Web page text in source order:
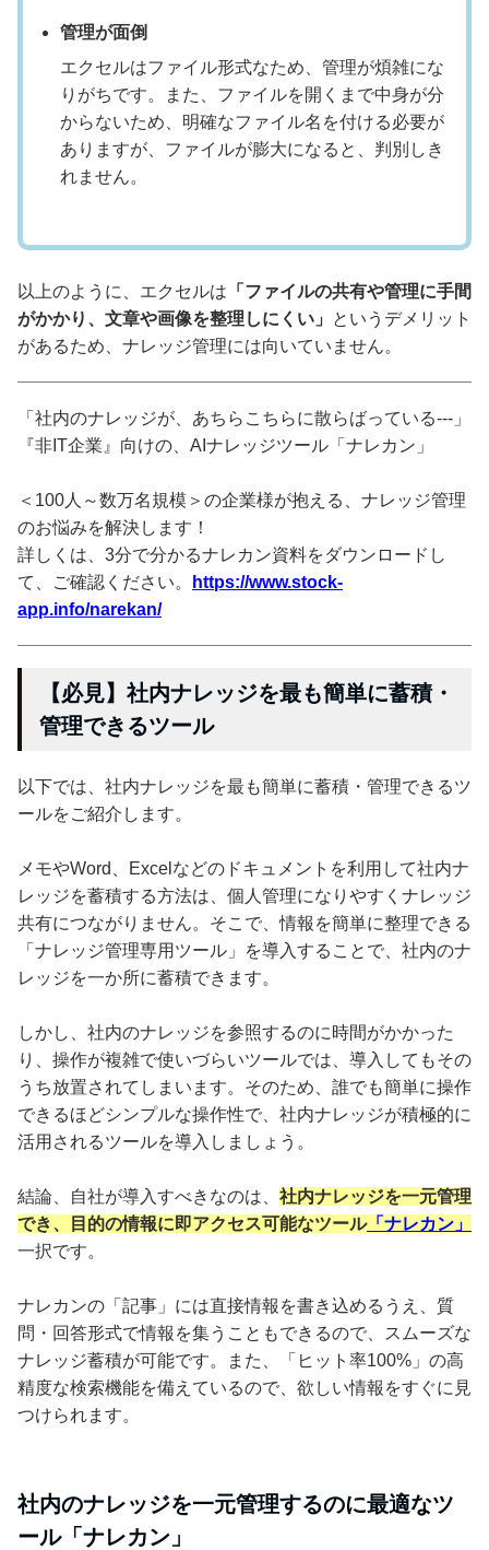
管理が面倒
エクセルはファイル形式なため、管理が煩雑にな
りがちです。また、ファイルを開くまで中身が分
からないため、明確なファイル名を付ける必要が
ありますが、ファイルが膨大になると、判別しき
れません。
以上のように、エクセルは 「ファイルの共有や管理に手間
がかかり、文章や画像を整理しにくい」
というデメリット
があるため、ナレッジ管理には向いていません。
「社内のナレッジが、あちらこちらに散らばっている---」
『非IT企業』向けの、AIナレッジツール「ナレカン」
＜100人～数万名規模＞の企業様が抱える、ナレッジ管理
のお悩みを解決します！
詳しくは、3分で分かるナレカン資料をダウンロードし
て、ご確認ください。
https://www.stock-
app.info/narekan/
【必見】社内ナレッジを最も簡単に蓄積・
管理できるツール
以下では、社内ナレッジを最も簡単に蓄積・管理できるツ
ールをご紹介します。
メモやWord、Excelなどのドキュメントを利用して社内ナ
レッジを蓄積する方法は、個人管理になりやすくナレッジ
共有につながりません。そこで、情報を簡単に整理できる
「ナレッジ管理専用ツール」を導入することで、社内のナ
レッジを一か所に蓄積できます。
しかし、社内のナレッジを参照するのに時間がかかった
り、操作が複雑で使いづらいツールでは、導入してもその
うち放置されてしまいます。そのため、誰でも簡単に操作
できるほどシンプルな操作性で、社内ナレッジが積極的に
活用されるツールを導入しましょう。
結論、自社が導入すべきなのは、 社内ナレッジを一元管理
でき、目的の情報に即アクセス可能なツール「ナレカン」
一択です。
ナレカンの「記事」には直接情報を書き込めるうえ、質
問・回答形式で情報を集うこともできるので、スムーズな
ナレッジ蓄積が可能です。また、「ヒット率100%」の高
精度な検索機能を備えているので、欲しい情報をすぐに見
つけられます。
社内のナレッジを一元管理するのに最適なツ
ール「ナレカン」